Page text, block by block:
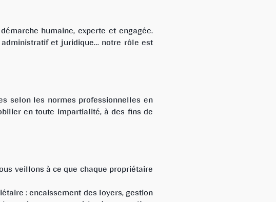
humaine, experte et engagée.
et juridique… notre rôle est
selon les normes professionnelles en
en toute impartialité, à des fins de
veillons à ce que chaque propriétaire
: encaissement des loyers, gestion